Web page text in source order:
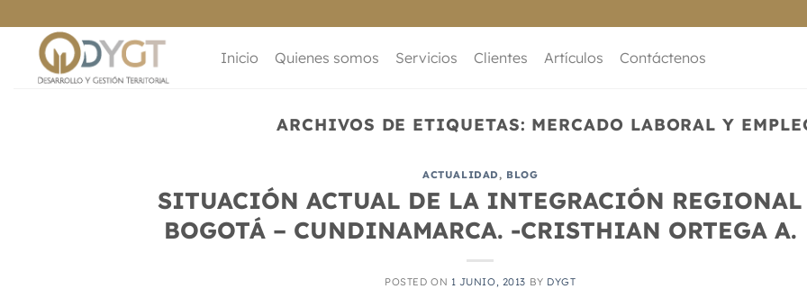
al
contenido
Inicio Quienes somos Servicios Clientes Artículos Contáctenos
ARCHIVOS DE ETIQUETAS: MERCADO LABORAL Y
ACTUALIDAD, BLOG
SITUACIÓN ACTUAL DE LA INTEGRACIÓN REGIONAL
BOGOTÁ – CUNDINAMARCA. -CRISTHIAN ORTEGA A.
POSTED ON 1 JUNIO, 2013 BY DYGT